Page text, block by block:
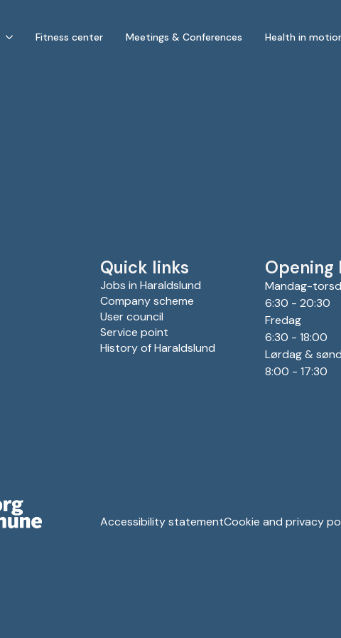
Fitness center Meetings & Conferences Health in
Quick links
Jobs in Haraldslund
Company scheme
User council
Service point
History of Haraldslund
Opening
Mandag-
6:30 - 20:30
Fredag
6:30 - 18:00
Lørdag &
8:00 - 17:30
Accessibility statementCookie and privacy